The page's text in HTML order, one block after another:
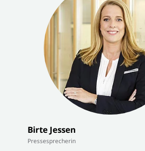
Birte Jessen
Pressesprecherin